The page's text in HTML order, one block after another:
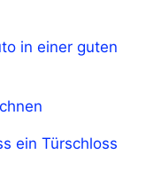
in einer guten
ein Türschloss